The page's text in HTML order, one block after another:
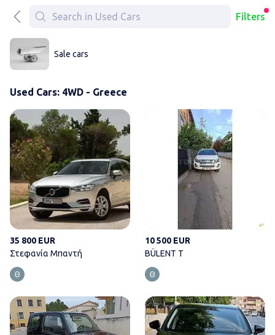
Filters
Sale cars
Used Cars: 4WD - Greece
Στεφανία Μπαντή
35 800 EUR
Στεφανία Μπαντή
10 500 EUR
BÜLENT T
Κα Λίτσα